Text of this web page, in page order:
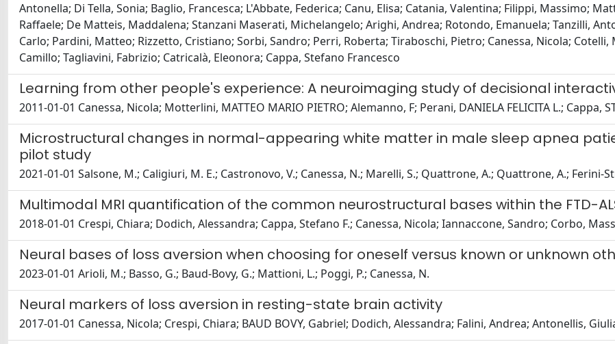
Antonella; Di Tella, Sonia; Baglio, Francesca; L'Abbate, Federica; Canu, Elisa; Catania, Valentina; Filippi, Massimo;
Raffaele; De Matteis, Maddalena; Stanzani Maserati, Michelangelo; Arighi, Andrea; Rotondo, Emanuela; Tanzilli,
Carlo; Pardini, Matteo; Rizzetto, Cristiano; Sorbi, Sandro; Perri, Roberta; Tiraboschi, Pietro; Canessa, Nicola;
Camillo; Tagliavini, Fabrizio; Catricalà, Eleonora; Cappa, Stefano Francesco
Learning from other people's experience: A neuroimaging study of decisional
2011-01-01 Canessa, Nicola; Motterlini, MATTEO MARIO PIETRO; Alemanno, F; Perani, DANIELA FELICITA L.; Cappa,
Microstructural changes in normal-appearing white matter in male sleep apnea
pilot study
2021-01-01 Salsone, M.; Caligiuri, M. E.; Castronovo, V.; Canessa, N.; Marelli, S.; Quattrone, A.; Quattrone, A.; Ferini-
Multimodal MRI quantification of the common neurostructural bases within the FTD-
2018-01-01 Crespi, Chiara; Dodich, Alessandra; Cappa, Stefano F.; Canessa, Nicola; Iannaccone, Sandro; Corbo,
Neural bases of loss aversion when choosing for oneself versus known or unknown
2023-01-01 Arioli, M.; Basso, G.; Baud-Bovy, G.; Mattioni, L.; Poggi, P.; Canessa, N.
Neural markers of loss aversion in resting-state brain activity
2017-01-01 Canessa, Nicola; Crespi, Chiara; BAUD BOVY, Gabriel; Dodich, Alessandra; Falini, Andrea; Antonellis,